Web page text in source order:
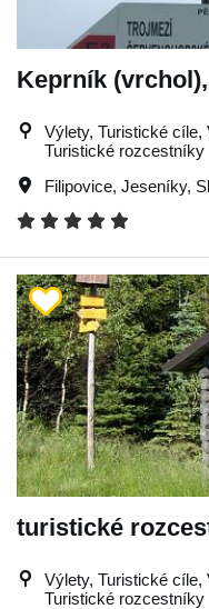
Keprník
Výlety, Turistické
Turistické rozcestníky
Filipovice, Jeseníky,
turistické
Výlety, Turistické
Turistické rozcestníky